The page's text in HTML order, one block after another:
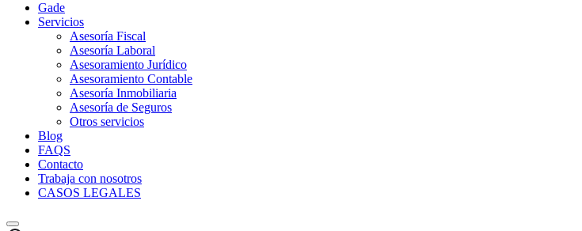
Gade
Servicios
Asesoría Fiscal
Asesoría Laboral
Asesoramiento Jurídico
Asesoramiento Contable
Asesoría Inmobiliaria
Asesoría de Seguros
Otros servicios
Blog
FAQS
Contacto
Trabaja con nosotros
CASOS LEGALES